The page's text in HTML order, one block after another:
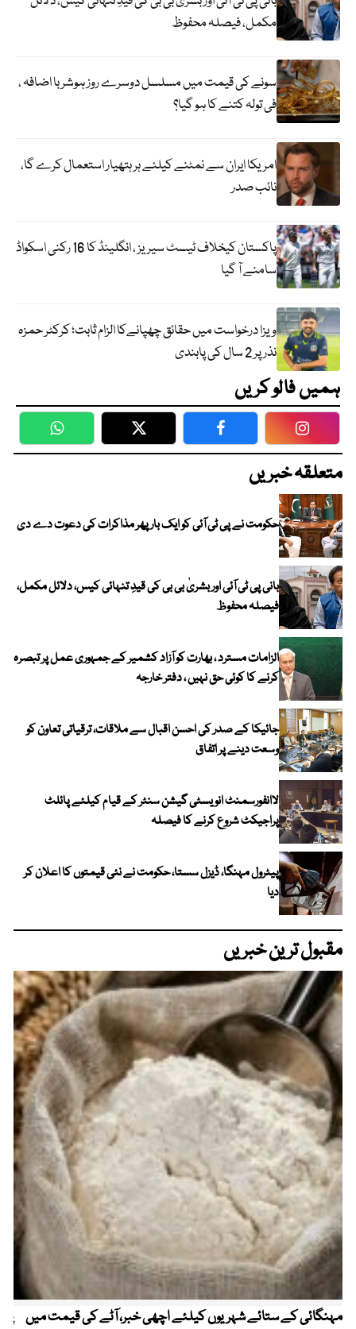
مکمل، فیصلہ محفوظ
سونے کی قیمت میں مسلسل دوسرے روز ہوشربا اضافہ ،
فی تولہ کتنے کا ہو گیا؟
امریکا ایران سے نمٹنے کیلئے ہر ہتھیار استعمال کرے گا،
نائب صدر
پاکستان کیخلاف ٹیسٹ سیریز ، انگلینڈ کا 16 رکنی اسکواڈ
سامنے آ گیا
ویزا درخواست میں حقائق چھپانےکا الزام ثابت؛ کرکٹر حمزہ
نذر پر 2 سال کی پابندی
ہمیں فالو کریں
WhatsApp Twitter Facebook
متعلقہ خبریں
حکومت نے پی ٹی آئی کو ایک بارپھر مذاکرات کی دعوت دے دی
بانی پی ٹی آئی اور بشریٰ بی بی کی قیدِ تنہائی کیس، دلائل مکمل،
فیصلہ محفوظ
الزامات مسترد ، بھارت کو آزاد کشمیر کے جمہوری عمل پر تبصرہ
کرنے کا کوئی حق نہیں ، دفتر خارجہ
جائیکا کے صدر کی احسن اقبال سے ملاقات، ترقیاتی تعاون کو
وسعت دینے پر اتفاق
لاانفورسمنٹ انویسٹی گیشن سنٹر کے قیام کیلئے پائلٹ
پراجیکٹ شروع کرنے کا فیصلہ
پیٹرول مہنگا، ڈیزل سستا، حکومت نے نئی قیمتوں کا اعلان کر
دیا
مقبول ترین خبریں
مہنگائی کے ستائے شہریوں کیلئے اچھی خبر، آٹے کی قیمت میں